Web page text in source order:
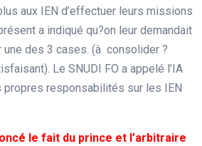
aux IEN d’effectuer leurs missions
a indiqué qu?on leur demandait
une des 3 cases. (à consolider ?
Le SNUDI FO a appelé l’IA
responsabilités sur les IEN
le fait du prince et l’arbitraire